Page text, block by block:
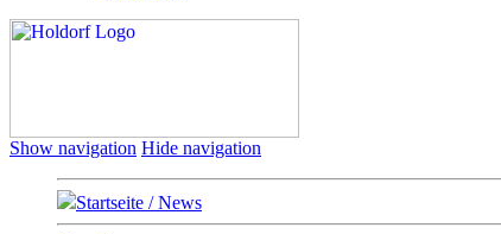
Show navigation Hide navigation
Startseite / News